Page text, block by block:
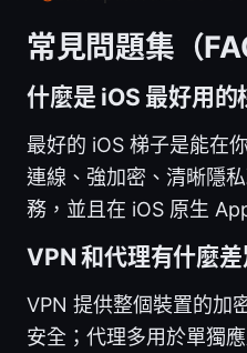
常見問題集（
什麼是 iOS 最好用的
最好的 iOS 梯子是能在
連線、強加密、清晰隱
務，並且在 iOS 原生
VPN 和代理有什麼差
VPN 提供整個裝置的加
安全；代理多用於單獨